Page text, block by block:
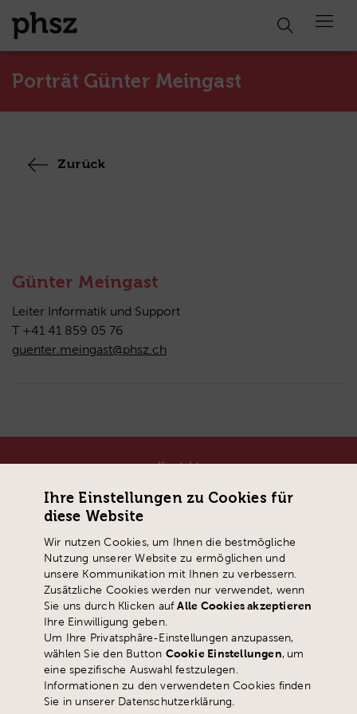
Porträt Günter Meingast
Zurück
Günter Meingast
Leiter Informatik und Support
T +41 41 859 05 76
guenter.meingast@phsz.ch
Kontakt
Zaystrasse 42
CH-6410 Goldau
T+41 41 859 05 90
info@phsz.ch
Ihre Einstellungen zu Cookies für
diese Website
Wir nutzen Cookies, um Ihnen die bestmögliche
Nutzung unserer Website zu ermöglichen und
unsere Kommunikation mit Ihnen zu verbessern.
Zusätzliche Cookies werden nur verwendet, wenn
Sie uns durch Klicken aufAlle Cookies akzeptieren
Ihre Einwilligung geben.
Um Ihre Privatsphäre-Einstellungen anzupassen,
wählen Sie den Button Cookie Einstellungen, um
eine spezifische Auswahl festzulegen.
Informationen zu den verwendeten Cookies finden
Sie in unserer Datenschutzerklärung.